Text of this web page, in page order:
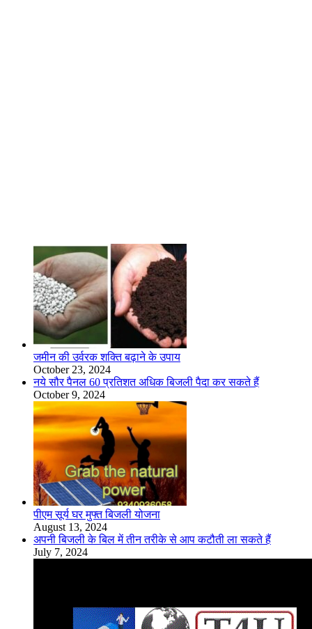
जमीन की उर्वरक शक्ति बढ़ाने के उपाय
October 23, 2024
नये सौर पैनल 60 प्रतिशत अधिक बिजली पैदा कर सकते हैं
October 9, 2024
पीएम सूर्य घर मुफ्त बिजली योजना
August 13, 2024
अपनी बिजली के बिल में तीन तरीके से आप कटौती ला सकते हैं
July 7, 2024